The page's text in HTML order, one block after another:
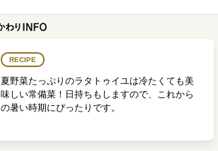
RECIPE
夏野菜たっぷりのラタトゥイユは冷たくても美
味しい常備菜！日持ちもしますので、これから
の暑い時期にぴったりです。